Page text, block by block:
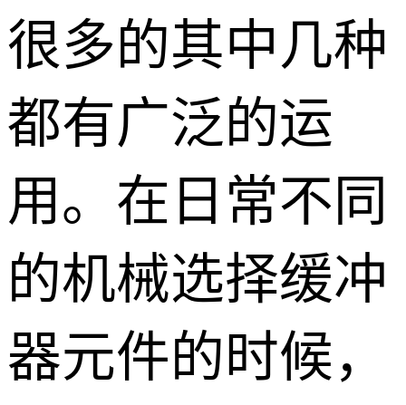
很多的其中几种
都有广泛的运
用。在日常不同
的机械选择缓冲
器元件的时候，